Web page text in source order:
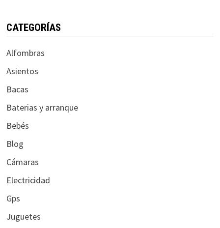
CATEGORÍAS
Alfombras
Asientos
Bacas
Baterias y arranque
Bebés
Blog
Cámaras
Electricidad
Gps
Juguetes